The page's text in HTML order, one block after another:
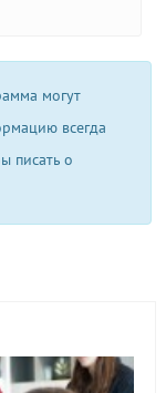
могут
всегда
писать о